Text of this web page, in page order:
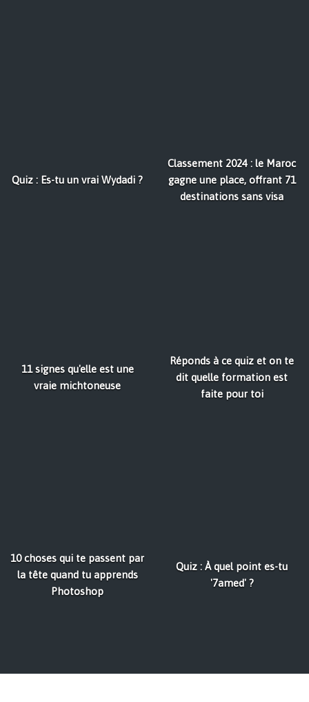
Quiz : Es-tu un vrai Wydadi ?
Classement 2024 : le Maroc
gagne une place, offrant 71
destinations sans visa
11 signes qu'elle est une
vraie michtoneuse
Réponds à ce quiz et on te
dit quelle formation est
faite pour toi
10 choses qui te passent par
la tête quand tu apprends
Photoshop
Quiz : À quel point es-tu
'7amed' ?